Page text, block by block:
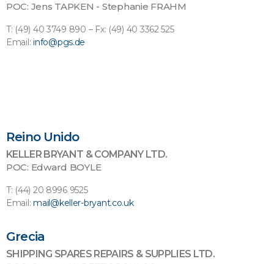
POC: Jens TAPKEN - Stephanie FRAHM
T: (49) 40 3749 890 – Fx: (49) 40 3362 525
Email:info@pgs.de
Reino Unido
KELLER BRYANT & COMPANY LTD.
POC: Edward BOYLE
T: (44) 20 8996 9525
Email:mail@keller-bryant.co.uk
Grecia
SHIPPING SPARES REPAIRS & SUPPLIES LTD.